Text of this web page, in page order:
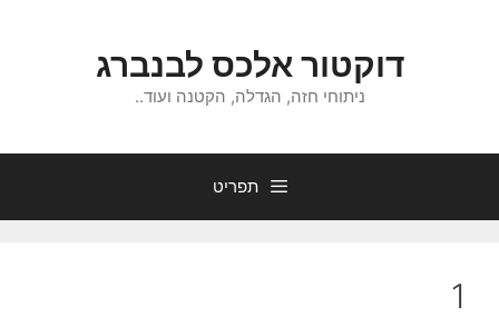
דוקטור אלכס לבנברג
ניתוחי חזה, הגדלה, הקטנה ועוד..
תפריט
1